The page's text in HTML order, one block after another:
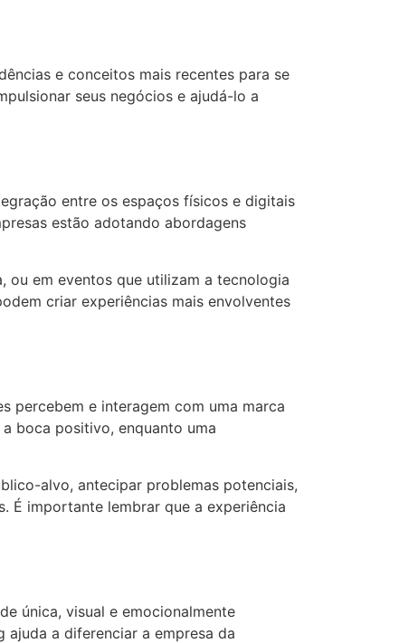
e conceitos mais recentes para se
seus negócios e ajudá-lo a
entre os espaços físicos e digitais
estão adotando abordagens
ou em eventos que utilizam a tecnologia
criar experiências mais envolventes
percebem e interagem com uma marca
boca positivo, enquanto uma
alvo, antecipar problemas potenciais,
É importante lembrar que a experiência
única, visual e emocionalmente
a diferenciar a empresa da